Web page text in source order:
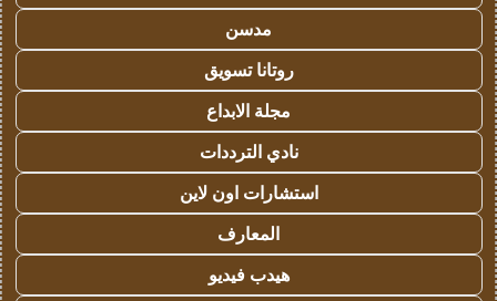
مدسن
روتانا تسويق
مجلة الابداع
نادي الترددات
استشارات اون لاين
المعارف
هيدب فيديو